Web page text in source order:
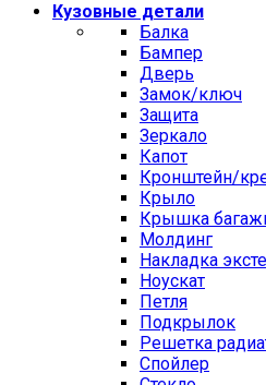
Кузовные детали
Балка
Бампер
Дверь
Замок/ключ
Защита
Зеркало
Капот
Кронштейн/
Крыло
Крышка
Молдинг
Накладка
Ноускат
Петля
Подкрылок
Решетка
Спойлер